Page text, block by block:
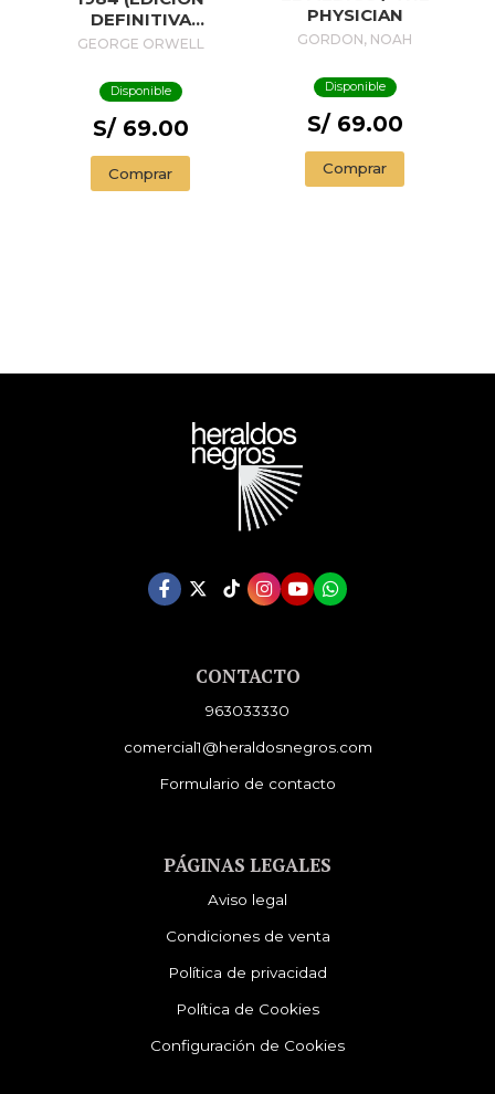
DEFINITIVA
AVALADA POR THE
(EDICIÓN ESPECIAL
LIMITADA CON
CANTOS
PINTADOS) / 1984
(EDITION
ENDORSED BY THE
GEORGE ORWELL
Disponible
S/ 69.00
Comprar
PHYSICIAN
GORDON, NOAH
Disponible
S/ 69.00
Comprar
CONTACTO
963033330
comercial1@heraldosnegros.com
Formulario de contacto
PÁGINAS LEGALES
Aviso legal
Condiciones de venta
Política de privacidad
Política de Cookies
Configuración de Cookies